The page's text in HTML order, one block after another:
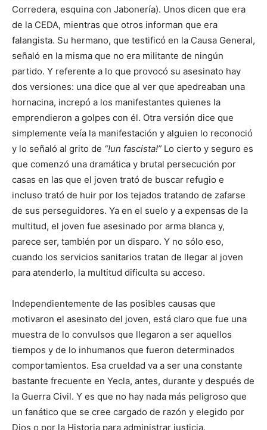
Corredera, esquina con Jabonería). Unos dicen que era
de la CEDA, mientras que otros informan que era
falangista. Su hermano, que testificó en la Causa General,
señaló en la misma que no era militante de ningún
partido. Y referente a lo que provocó su asesinato hay
dos versiones: una dice que al ver que apedreaban una
hornacina, increpó a los manifestantes quienes la
emprendieron a golpes con él. Otra versión dice que
simplemente veía la manifestación y alguien lo reconoció
y lo señaló al grito de “!un fascista!” Lo cierto y seguro es
que comenzó una dramática y brutal persecución por
casas en las que el joven trató de buscar refugio e
incluso trató de huir por los tejados tratando de zafarse
de sus perseguidores. Ya en el suelo y a expensas de la
multitud, el joven fue asesinado por arma blanca y,
parece ser, también por un disparo. Y no sólo eso,
cuando los servicios sanitarios tratan de llegar al joven
para atenderlo, la multitud dificulta su acceso.
Independientemente de las posibles causas que
motivaron el asesinato del joven, está claro que fue una
muestra de lo convulsos que llegaron a ser aquellos
tiempos y de lo inhumanos que fueron determinados
comportamientos. Esa crueldad va a ser una constante
bastante frecuente en Yecla, antes, durante y después de
la Guerra Civil. Y es que no hay nada más peligroso que
un fanático que se cree cargado de razón y elegido por
Dios o por la Historia para administrar justicia.